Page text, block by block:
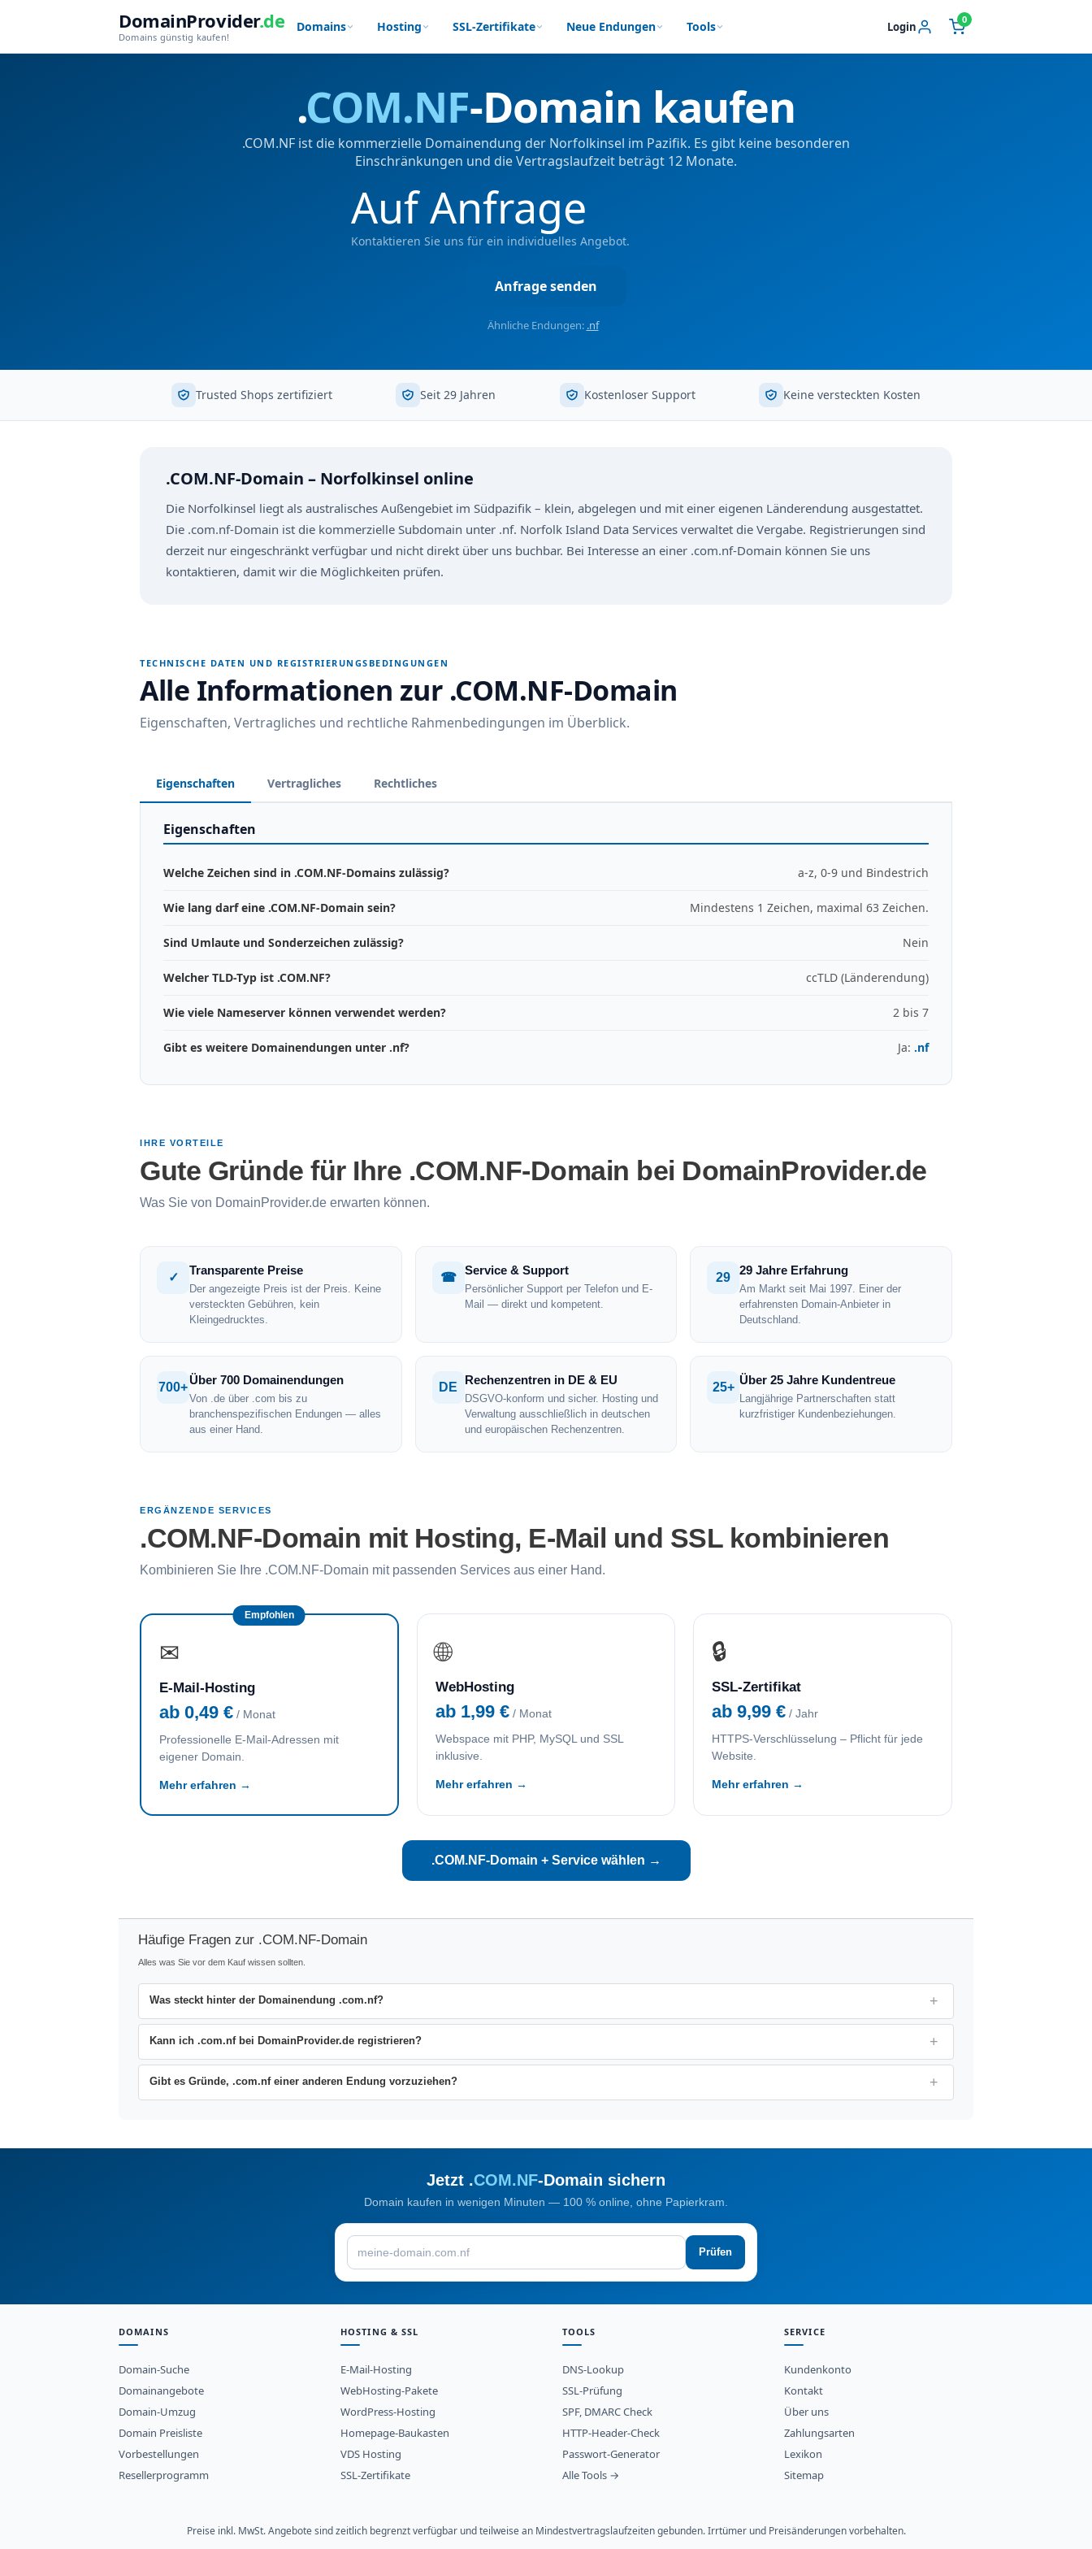
DomainProvider.de
Domains günstig kaufen!
Domains Hosting SSL-Zertifikate Neue Endungen Tools Login 0
.COM.NF-Domain kaufen
.COM.NF ist die kommerzielle Domainendung der Norfolkinsel im Pazifik. Es gibt keine besonderen
Einschränkungen und die Vertragslaufzeit beträgt 12 Monate.
Auf Anfrage
Kontaktieren Sie uns für ein individuelles Angebot.
Anfrage senden
Ähnliche Endungen: .nf
Trusted Shops zertifiziert Seit 29 Jahren Kostenloser Support Keine versteckten Kosten
.COM.NF-Domain – Norfolkinsel online
Die Norfolkinsel liegt als australisches Außengebiet im Südpazifik – klein, abgelegen und mit einer eigenen Länderendung ausgestattet.
Die .com.nf-Domain ist die kommerzielle Subdomain unter .nf. Norfolk Island Data Services verwaltet die Vergabe. Registrierungen sind
derzeit nur eingeschränkt verfügbar und nicht direkt über uns buchbar. Bei Interesse an einer .com.nf-Domain können Sie uns
kontaktieren, damit wir die Möglichkeiten prüfen.
TECHNISCHE DATEN UND REGISTRIERUNGSBEDINGUNGEN
Alle Informationen zur .COM.NF-Domain
Eigenschaften, Vertragliches und rechtliche Rahmenbedingungen im Überblick.
Eigenschaften Vertragliches Rechtliches
Eigenschaften
Welche Zeichen sind in .COM.NF-Domains zulässig? a-z, 0-9 und Bindestrich
Wie lang darf eine .COM.NF-Domain sein? Mindestens 1 Zeichen, maximal 63 Zeichen.
Sind Umlaute und Sonderzeichen zulässig? Nein
Welcher TLD-Typ ist .COM.NF? ccTLD (Länderendung)
Wie viele Nameserver können verwendet werden? 2 bis 7
Gibt es weitere Domainendungen unter .nf? Ja: .nf
IHRE VORTEILE
Gute Gründe für Ihre .COM.NF-Domain bei DomainProvider.de
Was Sie von DomainProvider.de erwarten können.
✓
Transparente Preise
Der angezeigte Preis ist der Preis. Keine
versteckten Gebühren, kein
Kleingedrucktes.
☎
Service & Support
Persönlicher Support per Telefon und E-
Mail — direkt und kompetent.
29
29 Jahre Erfahrung
Am Markt seit Mai 1997. Einer der
erfahrensten Domain-Anbieter in
Deutschland.
700+
Über 700 Domainendungen
Von .de über .com bis zu
branchenspezifischen Endungen — alles
aus einer Hand.
DE
Rechenzentren in DE & EU
DSGVO-konform und sicher. Hosting und
Verwaltung ausschließlich in deutschen
und europäischen Rechenzentren.
25+
Über 25 Jahre Kundentreue
Langjährige Partnerschaften statt
kurzfristiger Kundenbeziehungen.
ERGÄNZENDE SERVICES
.COM.NF-Domain mit Hosting, E-Mail und SSL kombinieren
Kombinieren Sie Ihre .COM.NF-Domain mit passenden Services aus einer Hand.
Empfohlen
✉
E-Mail-Hosting
ab 0,49 € / Monat
Professionelle E-Mail-Adressen mit
eigener Domain.
Mehr erfahren →
🌐
WebHosting
ab 1,99 €/ Monat
Webspace mit PHP, MySQL und SSL
inklusive.
Mehr erfahren →
🔒
SSL-Zertifikat
ab 9,99 € / Jahr
HTTPS-Verschlüsselung – Pflicht für jede
Website.
Mehr erfahren →
.COM.NF-Domain + Service wählen →
Häufige Fragen zur .COM.NF-Domain
Alles was Sie vor dem Kauf wissen sollten.
Was steckt hinter der Domainendung .com.nf?
Kann ich .com.nf bei DomainProvider.de registrieren?
Gibt es Gründe, .com.nf einer anderen Endung vorzuziehen?
Jetzt .COM.NF-Domain sichern
Domain kaufen in wenigen Minuten — 100 % online, ohne Papierkram.
Prüfen
DOMAINS
Domain-Suche
Domainangebote
Domain-Umzug
Domain Preisliste
Vorbestellungen
Resellerprogramm
HOSTING & SSL
E-Mail-Hosting
WebHosting-Pakete
WordPress-Hosting
Homepage-Baukasten
VDS Hosting
SSL-Zertifikate
TOOLS
DNS-Lookup
SSL-Prüfung
SPF, DMARC Check
HTTP-Header-Check
Passwort-Generator
Alle Tools →
SERVICE
Kundenkonto
Kontakt
Über uns
Zahlungsarten
Lexikon
Sitemap
Preise inkl. MwSt. Angebote sind zeitlich begrenzt verfügbar und teilweise an Mindestvertragslaufzeiten gebunden. Irrtümer und Preisänderungen vorbehalten.